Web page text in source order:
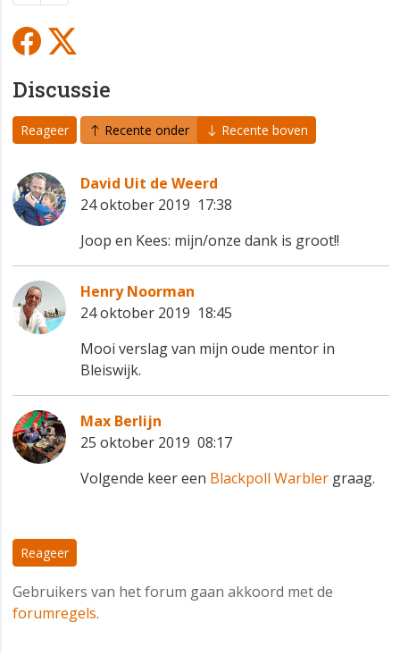
Discussie
Reageer Recente onder Recente boven
David Uit de Weerd
24 oktober 2019 17:38
Joop en Kees: mijn/onze dank is groot!!
Henry Noorman
24 oktober 2019 18:45
Mooi verslag van mijn oude mentor in
Bleiswijk.
Max Berlijn
25 oktober 2019 08:17
Volgende keer een Blackpoll Warbler graag.
Reageer
Gebruikers van het forum gaan akkoord met de
forumregels.